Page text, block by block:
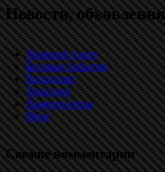
Новости, объявления
Лыжный спорт
Беговые события
Велоспорт
Триатлон
Лыжероллеры
Иное
Свежие комментарии